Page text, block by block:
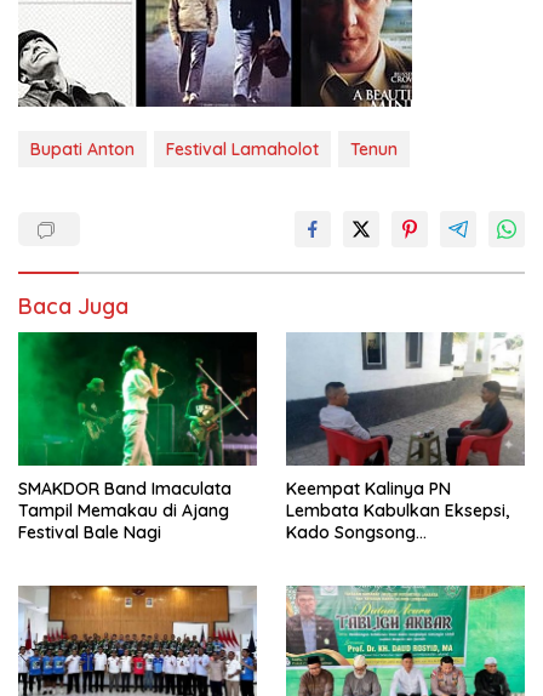
Bupati Anton Festival Lamaholot Tenun
Baca Juga
SMAKDOR Band Imaculata
Tampil Memakau di Ajang
Festival Bale Nagi
Keempat Kalinya PN
Lembata Kabulkan Eksepsi,
Kado Songsong